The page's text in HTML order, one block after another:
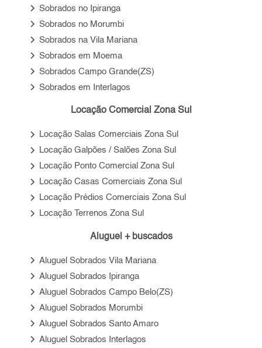
keyboard_arrow_right Sobrados no Ipiranga
keyboard_arrow_right Sobrados no Morumbi
keyboard_arrow_right Sobrados na Vila Mariana
keyboard_arrow_right Sobrados em Moema
keyboard_arrow_right Sobrados Campo Grande(ZS)
keyboard_arrow_right Sobrados em Interlagos
Locação Comercial Zona Sul
keyboard_arrow_right Locação Salas Comerciais Zona Sul
keyboard_arrow_right Locação Galpões / Salões Zona Sul
keyboard_arrow_right Locação Ponto Comercial Zona Sul
keyboard_arrow_right Locação Casas Comerciais Zona Sul
keyboard_arrow_right Locação Prédios Comerciais Zona Sul
keyboard_arrow_right Locação Terrenos Zona Sul
Aluguel + buscados
keyboard_arrow_right Aluguel Sobrados Vila Mariana
keyboard_arrow_right Aluguel Sobrados Ipiranga
keyboard_arrow_right Aluguel Sobrados Campo Belo(ZS)
keyboard_arrow_right Aluguel Sobrados Morumbi
keyboard_arrow_right Aluguel Sobrados Santo Amaro
keyboard_arrow_right Aluguel Sobrados Interlagos